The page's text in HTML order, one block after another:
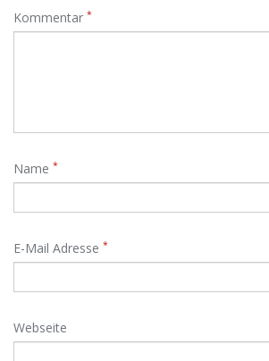
Kommentar *
Name *
E-Mail Adresse *
Webseite